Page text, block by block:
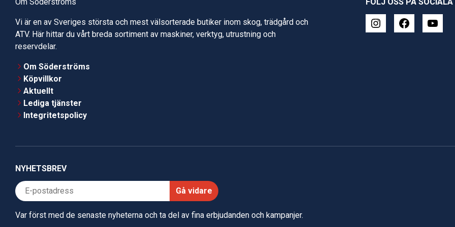
Om Söderströms
Vi är en av Sveriges största och mest välsorterade butiker inom skog, trädgård och
ATV. Här hittar du vårt breda sortiment av maskiner, verktyg, utrustning och
reservdelar.
Om Söderströms
Köpvillkor
Aktuellt
Lediga tjänster
Integritetspolicy
FÖLJ OSS PÅ SOCIALA
NYHETSBREV
Gå vidare
Var först med de senaste nyheterna och ta del av fina erbjudanden och kampanjer.